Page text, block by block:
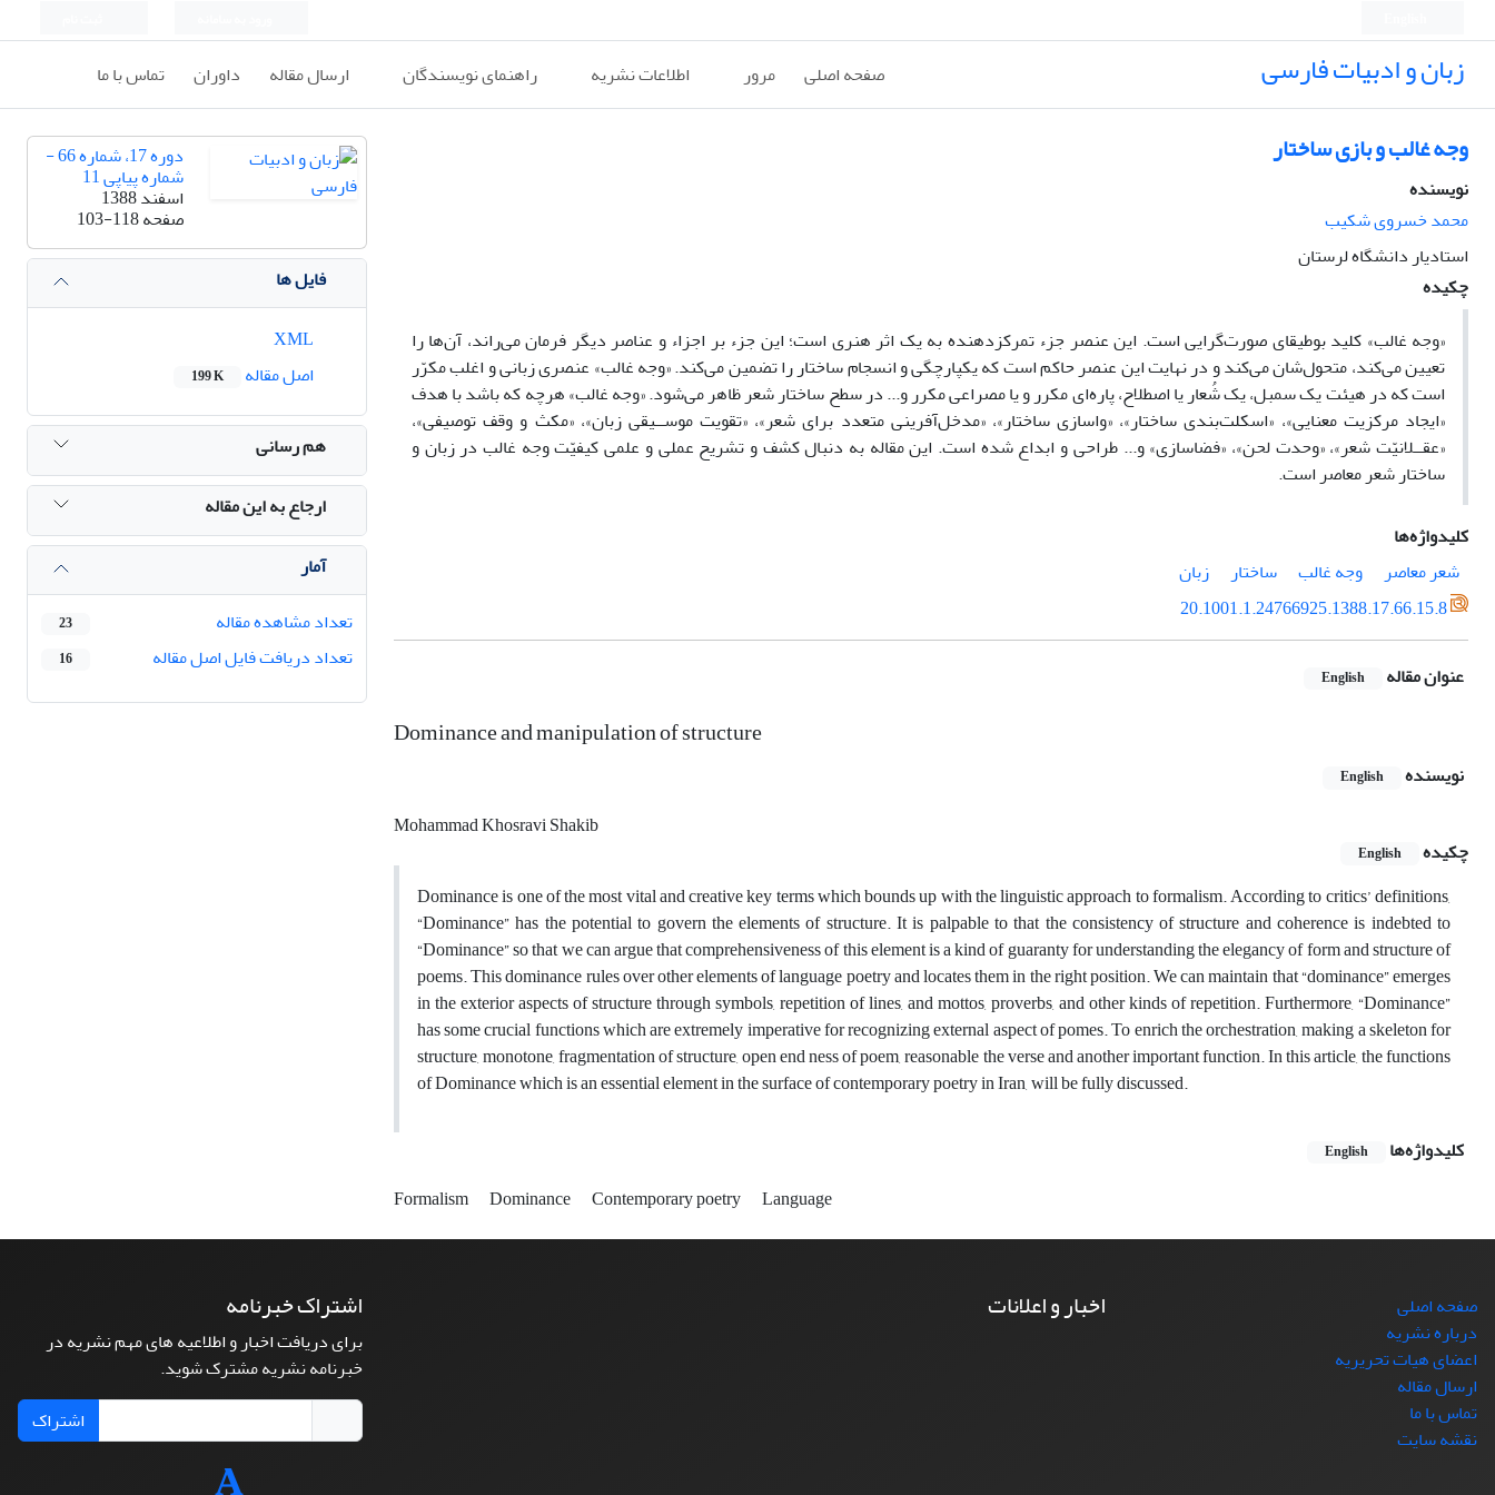
زبان و ادبیات فارسی صفحه اصلی مرور اطلاعات نشریه راهنمای نویسندگان ارسال مقاله داوران تماس با ما
وجه غالب و بازی ساختار
نویسنده
محمد خسروی شکیب
استادیار دانشگاه لرستان
چکیده
«وجه غالب» کلید بوطیقای صورت‌گرایی است. این عنصر جزء تمرکزدهنده به یک اثر هنری است؛ این جزء بر اجزاء و عناصر دیگر فرمان می‌راند، آن‌ها را
تعیین می‌کند، متحول‌شان می‌کند و در نهایت این عنصر حاکم است که یکپارچگی و انسجام ساختار را تضمین می‌کند. «وجه غالب» عنصری زبانی و اغلب مکرّر
است که در هیئت یک سمبل، یک شُعار یا اصطلاح، پاره‌ای مکرر و یا مصراعی مکرر و... در سطح ساختار شعر ظاهر می‌شود. «وجه غالب» هرچه که باشد با هدف
«ایجاد مرکزیت معنایی»، «اسکلت‌بندی ساختار»، «واسازی ساختار»، «مدخل‌آفرینی متعدد برای شعر»، «تقویت موســیقی زبان»، «مکث و وقف توصیفی»،
«عقــلانیّت شعر»، «وحدت لحن»، «فضاسازی» و... طراحی و ابداع شده است. این مقاله به دنبال کشف و تشریح عملی و علمی کیفیّت وجه غالب در زبان و
ساختار شعر معاصر است.
کلیدواژه‌ها
شعر معاصر
وجه غالب ساختار
زبان
20.1001.1.24766925.1388.17.66.15.8
عنوان مقاله English
Dominance and manipulation of structure
نویسنده English
Mohammad Khosravi Shakib
چکیده
English
Dominance is one of the most vital and creative key terms which bounds up with the linguistic approach to formalism. According to critics’ definitions,
“Dominance” has the potential to govern the elements of structure. It is palpable to that the consistency of structure and coherence is indebted to
“Dominance” so that we can argue that comprehensiveness of this element is a kind of guaranty for understanding the elegancy of form and structure of
poems. This dominance rules over other elements of language poetry and locates them in the right position. We can maintain that “dominance” emerges
in the exterior aspects of structure through symbols, repetition of lines, and mottos, proverbs, and other kinds of repetition. Furthermore, “Dominance”
has some crucial functions which are extremely imperative for recognizing external aspect of pomes. To enrich the orchestration, making a skeleton for
structure, monotone, fragmentation of structure, open end ness of poem, reasonable the verse and another important function. In this article, the functions
of Dominance which is an essential element in the surface of contemporary poetry in Iran, will be fully discussed.
کلیدواژه‌ها
English
Formalism Dominance Contemporary poetry Language
دوره 17، شماره 66 -
شماره پیاپی 11
اسفند 1388
صفحه103-118
فایل ها
اصل مقاله
199 K
هم رسانی
ارجاع به این مقاله
آمار
تعداد مشاهده مقاله
23
تعداد دریافت فایل اصل مقاله 16
صفحه اصلی
درباره نشریه
اعضای هیات تحریریه
ارسال مقاله
تماس با ما
نقشه سایت
اخبار و اعلانات اشتراک خبرنامه
برای دریافت اخبار و اطلاعیه های مهم نشریه در
خبرنامه نشریه مشترک شوید.
اشتراک